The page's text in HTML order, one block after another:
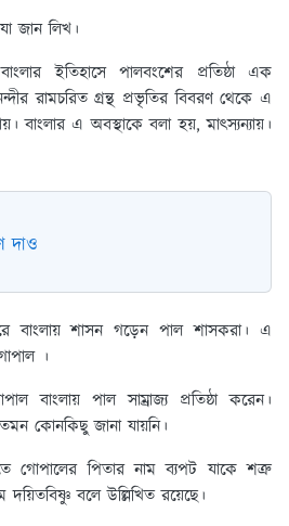
জান লিখ।
ইতিহাসে পালবংশের প্রতিষ্ঠা এক
রামচরিত গ্রন্থ প্রভৃতির বিবরণ থেকে এ
বাংলার এ অবস্থাকে বলা হয়, মাৎস্যন্যায়।
দাও
বাংলায় শাসন গড়েন পাল শাসকরা। এ
।
বাংলায় পাল সাম্রাজ্য প্রতিষ্ঠা করেন।
কোনকিছু জানা যায়নি।
গোপালের পিতার নাম ব্যপট যাকে শত্রু
বলে উল্লিখিত রয়েছে।